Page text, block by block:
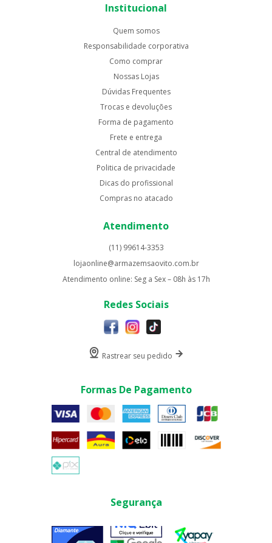
Institucional
Quem somos
Responsabilidade corporativa
Como comprar
Nossas Lojas
Dúvidas Frequentes
Trocas e devoluções
Forma de pagamento
Frete e entrega
Central de atendimento
Politica de privacidade
Dicas do profissional
Compras no atacado
Atendimento
(11) 99614-3353
lojaonline@armazemsaovito.com.br
Atendimento online: Seg a Sex – 08h às 17h
Redes Sociais
Rastrear seu pedido
Formas De Pagamento
Segurança